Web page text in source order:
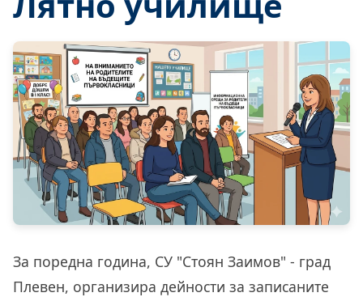
За поредна година, СУ "Стоян Заимов" - град
Плевен, организира дейности за записаните